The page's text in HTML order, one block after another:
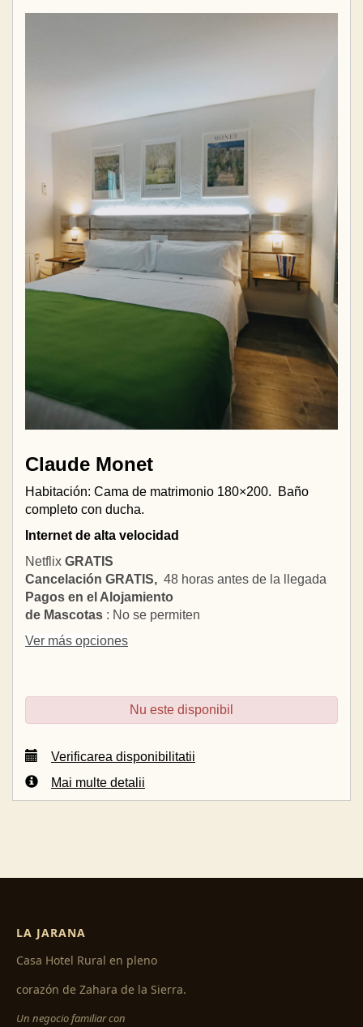
Claude Monet
Habitación: Cama de matrimonio 180×200.
Baño
completo con ducha.
Internet de alta velocidad
Netflix GRATIS
Cancelación GRATIS, 48 horas antes de la llegada
Pagos en el Alojamiento
de Mascotas : No se permiten
Ver más opciones
Nu este disponibil
Verificarea disponibilitatii
Mai multe detalii
LA JARANA
Casa Hotel Rural en pleno
corazón de Zahara de la Sierra.
Un negocio familiar con